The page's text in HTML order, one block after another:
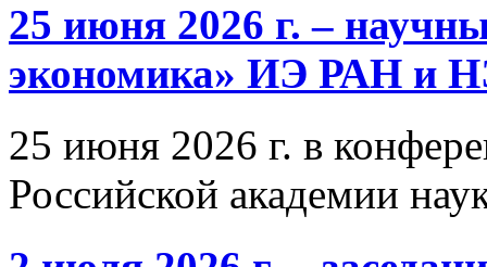
25 июня 2026 г. –
экономика» ИЭ РАН и
25 июня 2026 г. в
Российской академии